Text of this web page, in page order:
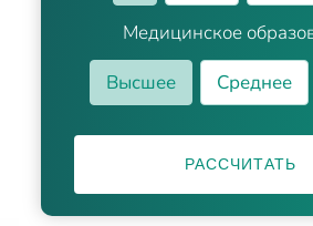
Медицинское
Высшее
Среднее
РАССЧИТАТЬ